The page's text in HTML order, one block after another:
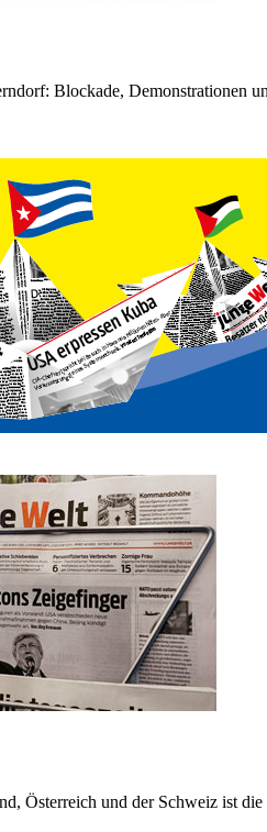
Blockade, Demonstrationen
Österreich und der Schweiz ist